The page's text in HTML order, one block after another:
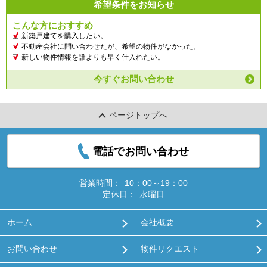
希望条件をお知らせ
こんな方におすすめ
新築戸建てを購入したい。
不動産会社に問い合わせたが、希望の物件がなかった。
新しい物件情報を誰よりも早く仕入れたい。
今すぐお問い合わせ
ページトップへ
電話でお問い合わせ
営業時間：
10：00～19：00
定休日：
水曜日
ホーム 会社概要
お問い合わせ 物件リクエスト